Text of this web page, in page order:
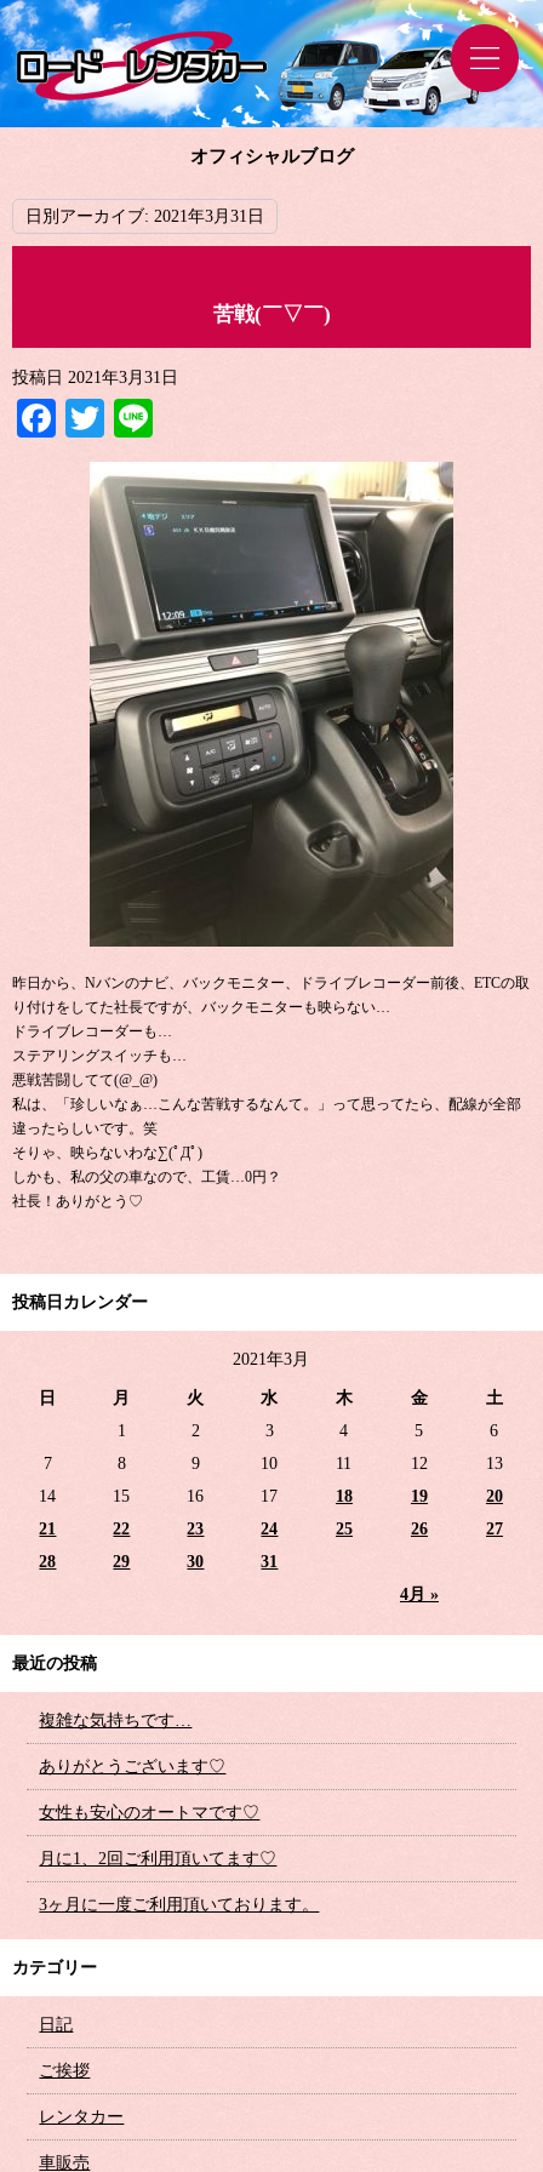
オフィシャルブログ
日別アーカイブ: 2021年3月31日
苦戦(￣▽￣)
投稿日 2021年3月31日
Facebook
Twitter
昨日から、Nバンのナビ、バックモニター、ドライブレコーダー前後、ETCの取
り付けをしてた社長ですが、バックモニターも映らない…
ドライブレコーダーも…
ステアリングスイッチも…
悪戦苦闘してて(@_@)
私は、「珍しいなぁ…こんな苦戦するなんて。」って思ってたら、配線が全部
違ったらしいです。笑
そりゃ、映らないわな∑(ﾟДﾟ)
しかも、私の父の車なので、工賃…0円？
社長！ありがとう♡
投稿日カレンダー
2021年3月
日 月 火 水 木 金 土
4月 »
1 2 3 4 5
6
7
8 9 10 11 12
13
14
15 16 17 18 19
20
21
22 23 24 25 26
27
28
29 30 31
最近の投稿
複雑な気持ちです…
ありがとうございます♡
女性も安心のオートマです♡
月に1、2回ご利用頂いてます♡
3ヶ月に一度ご利用頂いております。
カテゴリー
日記
ご挨拶
レンタカー
車販売